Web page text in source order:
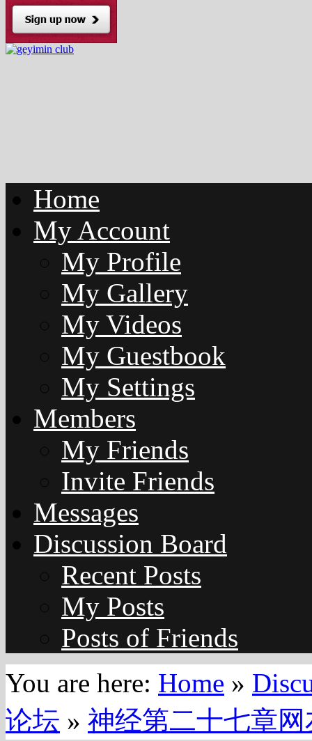
Home
My Account
My Profile
My Gallery
My Videos
My Guestbook
My Settings
Members
My Friends
Invite Friends
Messages
Discussion Board
Recent Posts
My Posts
Posts of Friends
You are here: Home »
论坛 » 神经第二十七章